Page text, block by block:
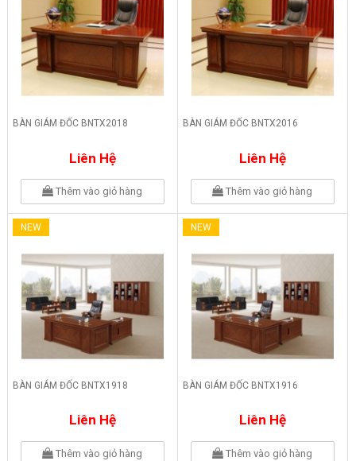
BÀN GIÁM ĐỐC BNTX2018
Liên Hệ
Thêm vào giỏ hàng
BÀN GIÁM ĐỐC BNTX2016
Liên Hệ
Thêm vào giỏ hàng
NEW
BÀN GIÁM ĐỐC BNTX1918
Liên Hệ
Thêm vào giỏ hàng
NEW
BÀN GIÁM ĐỐC BNTX1916
Liên Hệ
Thêm vào giỏ hàng